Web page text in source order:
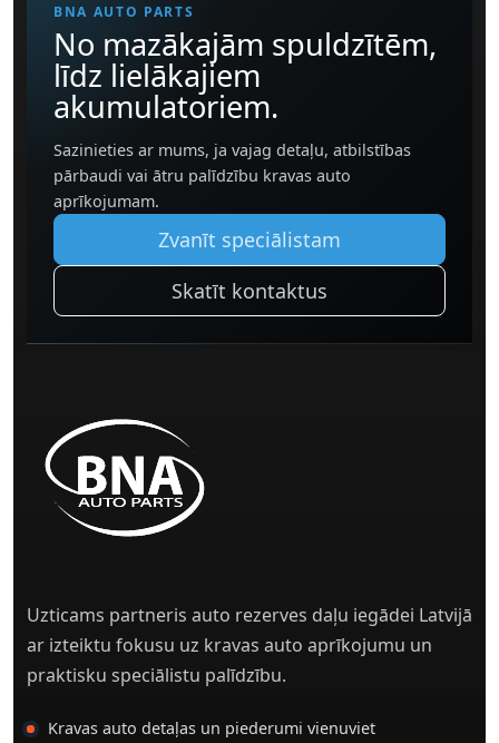
BNA AUTO PARTS
No mazākajām spuldzītēm,
līdz lielākajiem
akumulatoriem.
Sazinieties ar mums, ja vajag detaļu, atbilstības
pārbaudi vai ātru palīdzību kravas auto
aprīkojumam.
Zvanīt speciālistam
Skatīt kontaktus
Uzticams partneris auto rezerves daļu iegādei Latvijā
ar izteiktu fokusu uz kravas auto aprīkojumu un
praktisku speciālistu palīdzību.
Kravas auto detaļas un piederumi vienuviet